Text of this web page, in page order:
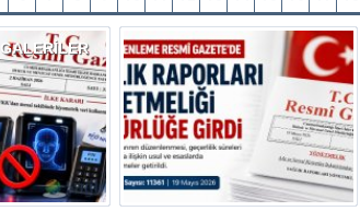
GALERİLER